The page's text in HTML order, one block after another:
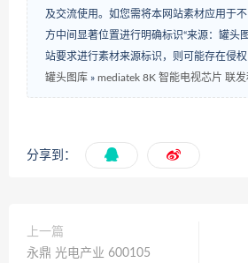
及交流使用。如您需将本网站素材应用于
方中间显著位置进行明确标识“来源：罐头
站要求进行素材来源标识，则可能存在侵权
罐头图库 » mediatek 8K 智能电视芯片 联发
分享到：
上一篇
永鼎 光电产业 600105